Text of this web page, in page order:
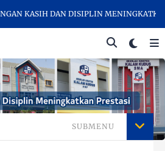
KASIH DAN DISIPLIN MENINGKATKAN
SUBMENU